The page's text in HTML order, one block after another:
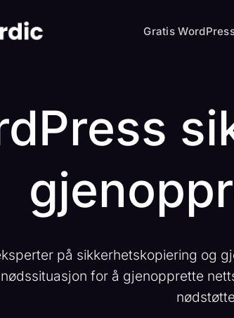
Gratis
på sikkerhetskopiering og
for å gjenopprette